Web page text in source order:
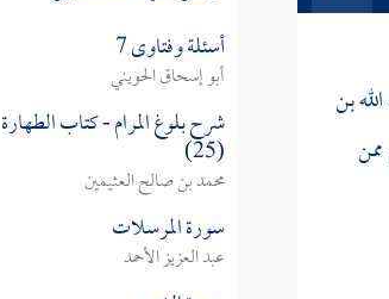
بن
أسئلة وفتاوى 7
أبو إسحاق الحويني
شرح بلوغ المرام - كتاب الطهارة
(25)
محمد بن صالح العثيمين
سورة المرسلات
عبد العزيز الأحمد